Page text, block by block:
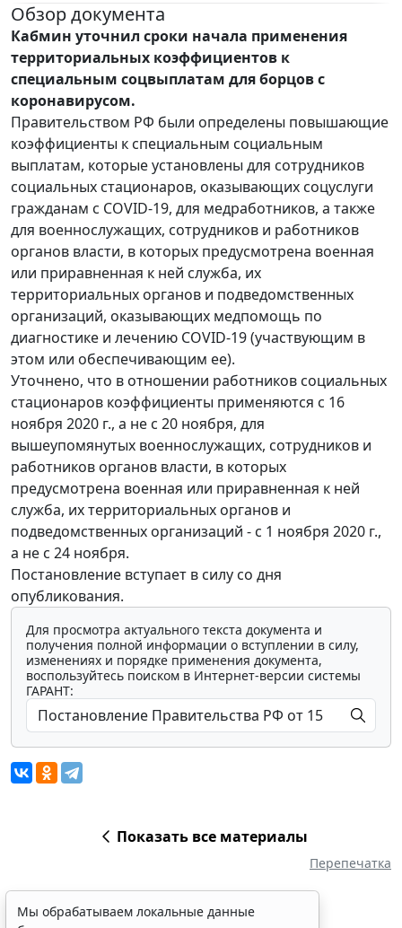
Обзор документа
Кабмин уточнил сроки начала применения
территориальных коэффициентов к
специальным соцвыплатам для борцов с
коронавирусом.
Правительством РФ были определены повышающие
коэффициенты к специальным социальным
выплатам, которые установлены для сотрудников
социальных стационаров, оказывающих соцуслуги
гражданам с COVID-19, для медработников, а также
для военнослужащих, сотрудников и работников
органов власти, в которых предусмотрена военная
или приравненная к ней служба, их
территориальных органов и подведомственных
организаций, оказывающих медпомощь по
диагностике и лечению COVID-19 (участвующим в
этом или обеспечивающим ее).
Уточнено, что в отношении работников социальных
стационаров коэффициенты применяются с 16
ноября 2020 г., а не с 20 ноября, для
вышеупомянутых военнослужащих, сотрудников и
работников органов власти, в которых
предусмотрена военная или приравненная к ней
служба, их территориальных органов и
подведомственных организаций - с 1 ноября 2020 г.,
а не с 24 ноября.
Постановление вступает в силу со дня
опубликования.
Для просмотра актуального текста документа и
получения полной информации о вступлении в силу,
изменениях и порядке применения документа,
воспользуйтесь поиском в Интернет-версии системы
ГАРАНТ:
Показать все материалы
Перепечатка
Мы обрабатываем локальные данные